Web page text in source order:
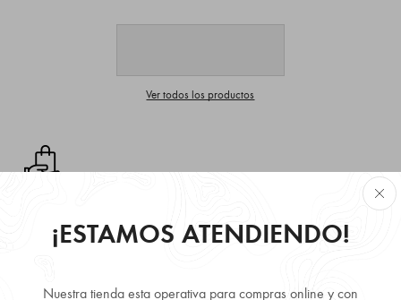
¡ESTAMOS ATENDIENDO!
Nuestra tienda esta operativa para compras online y con
Ver todos los productos
Envío Gratis comprando más de 3 producto.